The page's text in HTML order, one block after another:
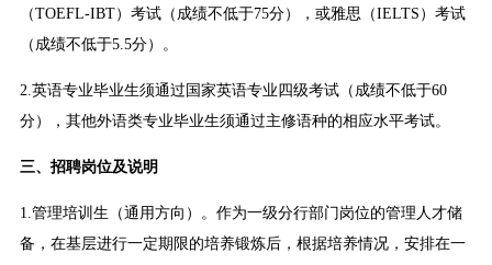
（TOEFL-IBT）考试（成绩不低于75分），或雅思（IELTS）考试
（成绩不低于5.5分）。
2.英语专业毕业生须通过国家英语专业四级考试（成绩不低于60
分），其他外语类专业毕业生须通过主修语种的相应水平考试。
三、招聘岗位及说明
1.管理培训生（通用方向）。作为一级分行部门岗位的管理人才储
备，在基层进行一定期限的培养锻炼后，根据培养情况，安排在一